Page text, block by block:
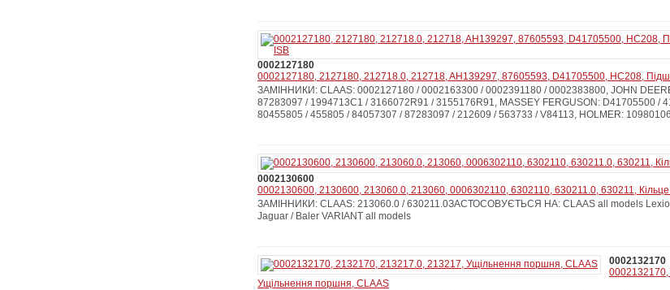
0002127180
0002127180, 2127180, 212718.0, 212718, AH139297, 87605593, D41705500, HC208,
ЗАМІННИКИ: CLAAS: 0002127180 / 0002163300 / 0002391180 / 0002383800, JOHN
87283097 / 1994713С1 / 3166072R91 / 3155176R91, MASSEY FERGUSON: D41705500 /
80455805 / 455805 / 84057307 / 87283097 / 212609 / 563733 / V84113, HOLMER:
0002130600
0002130600, 2130600, 213060.0, 213060, 0006302110, 6302110, 630211.0, 630211,
ЗАМІННИКИ: CLAAS: 213060.0 / 630211.0ЗАСТОСОВУЄТЬСЯ НА: CLAAS all models
Jaguar / Baler VARIANT all models
0002132170
Ущільнення поршня, CLAAS